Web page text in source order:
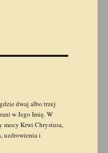
dwaj albo trzej
w Jego Imię. W
mocy Krwi Chrystusa,
uzdrowienia i